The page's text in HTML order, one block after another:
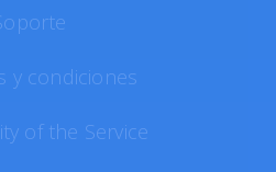
y condiciones
of the Service